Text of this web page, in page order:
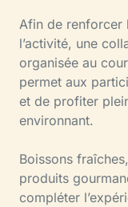
Afin de renforcer
l’activité, une
organisée au
permet aux
et de profiter
environnant.
Boissons
produits
compléter